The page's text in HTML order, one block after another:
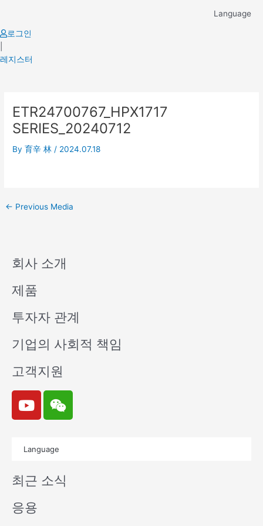
content
Language
로그인
레지스터
ETR24700767_HPX1717
SERIES_20240712
By育辛 林 / 2024.07.18
navigation
← Previous Media
회사 소개
제품
투자자 관계
기업의 사회적 책임
고객지원
Y
o
u
e
W
e
i
n
Language
최근 소식
응용